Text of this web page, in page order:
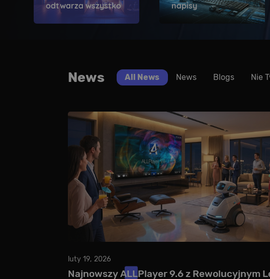
odtwarza wszystko
napisy
News All News News Blogs Nie
luty 19, 2026
Najnowszy ALLPlayer 9.6 z Rewolucyjnym